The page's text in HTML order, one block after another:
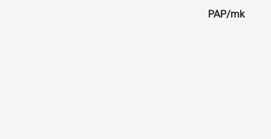
PAP/mk